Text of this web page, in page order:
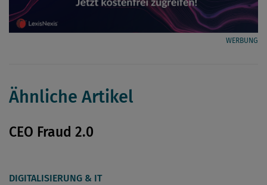
WERBUNG
Ähnliche Artikel
CEO Fraud 2.0
DIGITALISIERUNG & IT